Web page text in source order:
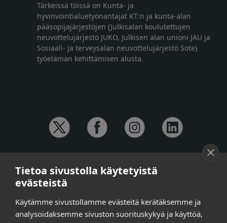
Tärkeissä töissä on Kunta- ja
hyvinvointialuetyönantajat KT:n ja kunta-alan
pääsopijajärjestöjen (Julkisalan koulutettujen
neuvottelujärjestö JUKO, Julkisen alan unioni JAU ja
Sosiaali- ja terveysalan neuvottelujärjestö Sote)
työelämän kehittämisen alusta.
Anna-Mari Jaanu, kehittämispäällikkö,
puh. +358 50 572 4620
Henna Honkalo,
viestintäpäällikkö,
puh. +358 50 479 6618
Tietoa sivustolla käytetyistä
evästeistä
Käytämme sivustollamme evästeitä kerätäksemme ja
analysoidaksemme sivuston suorituskykyä ja käyttöä,